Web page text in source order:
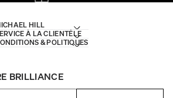
HILL
À LA CLIENTÈLE
& POLITIQUES
BRILLIANCE